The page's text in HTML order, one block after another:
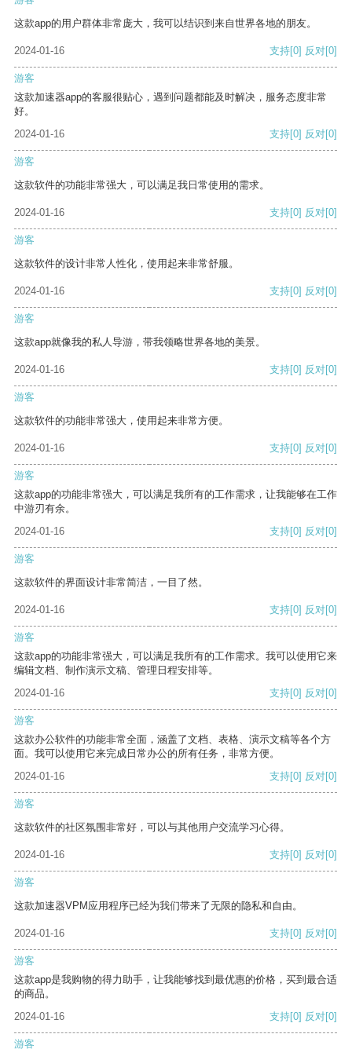
这款app的用户群体非常庞大，我可以结识到来自世界各地的朋友。
2024-01-16 支持[0] 反对[0]
游客
这款加速器app的客服很贴心，遇到问题都能及时解决，服务态度非常
好。
2024-01-16
支持[0] 反对[0]
游客
这款软件的功能非常强大，可以满足我日常使用的需求。
2024-01-16 支持[0] 反对[0]
游客
这款软件的设计非常人性化，使用起来非常舒服。
2024-01-16 支持[0] 反对[0]
游客
这款app就像我的私人导游，带我领略世界各地的美景。
2024-01-16 支持[0] 反对[0]
游客
这款软件的功能非常强大，使用起来非常方便。
2024-01-16 支持[0] 反对[0]
游客
这款app的功能非常强大，可以满足我所有的工作需求，让我能够在工作
中游刃有余。
2024-01-16
支持[0] 反对[0]
游客
这款软件的界面设计非常简洁，一目了然。
2024-01-16 支持[0] 反对[0]
游客
这款app的功能非常强大，可以满足我所有的工作需求。我可以使用它来
编辑文档、制作演示文稿、管理日程安排等。
2024-01-16
支持[0] 反对[0]
游客
这款办公软件的功能非常全面，涵盖了文档、表格、演示文稿等各个方
面。我可以使用它来完成日常办公的所有任务，非常方便。
2024-01-16
支持[0] 反对[0]
游客
这款软件的社区氛围非常好，可以与其他用户交流学习心得。
2024-01-16 支持[0] 反对[0]
游客
这款加速器VPM应用程序已经为我们带来了无限的隐私和自由。
2024-01-16 支持[0] 反对[0]
游客
这款app是我购物的得力助手，让我能够找到最优惠的价格，买到最合适
的商品。
2024-01-16
支持[0] 反对[0]
游客